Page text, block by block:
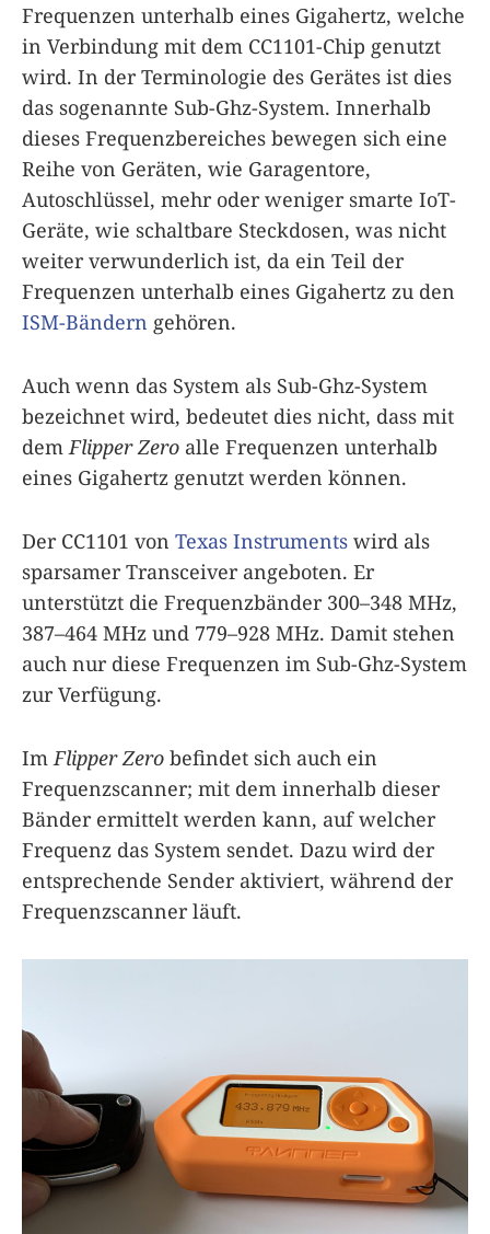
Frequenzen unterhalb eines Gigahertz, welche
in Verbindung mit dem CC1101-Chip genutzt
wird. In der Terminologie des Gerätes ist dies
das sogenannte Sub-Ghz-System. Innerhalb
dieses Frequenzbereiches bewegen sich eine
Reihe von Geräten, wie Garagentore,
Autoschlüssel, mehr oder weniger smarte IoT-
Geräte, wie schaltbare Steckdosen, was nicht
weiter verwunderlich ist, da ein Teil der
Frequenzen unterhalb eines Gigahertz zu den
ISM-Bändern gehören.
Auch wenn das System als Sub-Ghz-System
bezeichnet wird, bedeutet dies nicht, dass mit
demFlipper Zero alle Frequenzen unterhalb
eines Gigahertz genutzt werden können.
Der CC1101 von Texas Instruments wird als
sparsamer Transceiver angeboten. Er
unterstützt die Frequenzbänder 300–348 MHz,
387–464 MHz und 779–928 MHz. Damit stehen
auch nur diese Frequenzen im Sub-Ghz-System
zur Verfügung.
ImFlipper Zero befindet sich auch ein
Frequenzscanner; mit dem innerhalb dieser
Bänder ermittelt werden kann, auf welcher
Frequenz das System sendet. Dazu wird der
entsprechende Sender aktiviert, während der
Frequenzscanner läuft.